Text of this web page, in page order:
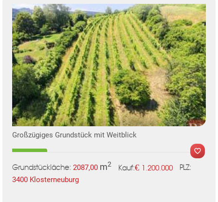
Großzügiges Grundstück mit Weitblick
Grundstückläche: 2087,00 m2 Kauf:€ 1.200.000 PLZ:
3400 Klosterneuburg